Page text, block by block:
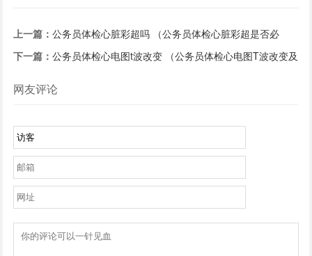
上一篇：公务员体检心脏彩超吗 （公务员体检心脏彩超是否必
须？）
下一篇：公务员体检心电图t波改变 （公务员体检心电图T波改变及
网友评论